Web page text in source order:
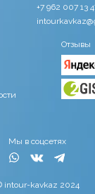
Отзывы
intour-kavkaz 2024
Мы в соцсетях
+7 962 007 13